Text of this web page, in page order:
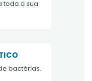
toda a sua
bactérias.